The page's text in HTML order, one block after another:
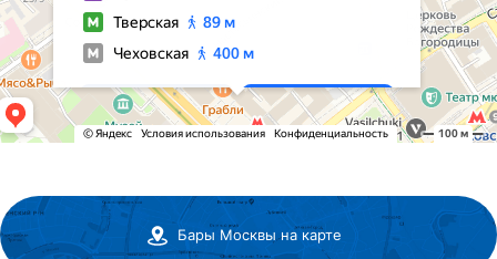
Бары Москвы на карте